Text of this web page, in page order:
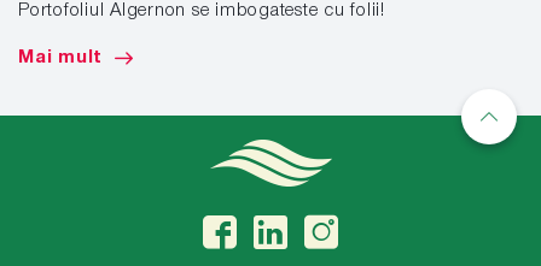
Portofoliul Algernon se imbogateste cu folii!
Mai mult